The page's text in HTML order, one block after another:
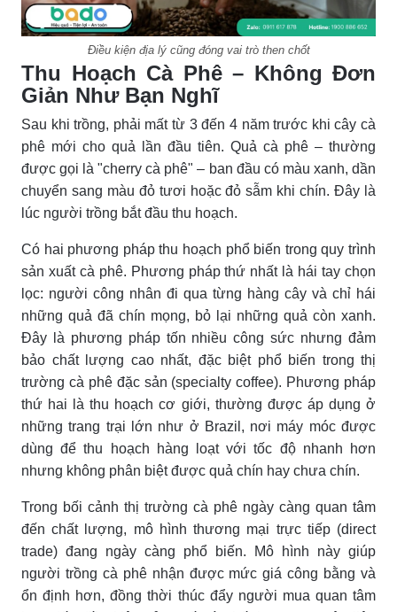
Điều kiện địa lý cũng đóng vai trò then chốt
Thu Hoạch Cà Phê – Không Đơn
Giản Như Bạn Nghĩ
Sau khi trồng, phải mất từ 3 đến 4 năm trước khi cây cà
phê mới cho quả lần đầu tiên. Quả cà phê – thường
được gọi là "cherry cà phê" – ban đầu có màu xanh, dần
chuyển sang màu đỏ tươi hoặc đỏ sẫm khi chín. Đây là
lúc người trồng bắt đầu thu hoạch.
Có hai phương pháp thu hoạch phổ biến trong quy trình
sản xuất cà phê. Phương pháp thứ nhất là hái tay chọn
lọc: người công nhân đi qua từng hàng cây và chỉ hái
những quả đã chín mọng, bỏ lại những quả còn xanh.
Đây là phương pháp tốn nhiều công sức nhưng đảm
bảo chất lượng cao nhất, đặc biệt phổ biến trong thị
trường cà phê đặc sản (specialty coffee). Phương pháp
thứ hai là thu hoạch cơ giới, thường được áp dụng ở
những trang trại lớn như ở Brazil, nơi máy móc được
dùng để thu hoạch hàng loạt với tốc độ nhanh hơn
nhưng không phân biệt được quả chín hay chưa chín.
Trong bối cảnh thị trường cà phê ngày càng quan tâm
đến chất lượng, mô hình thương mại trực tiếp (direct
trade) đang ngày càng phổ biến. Mô hình này giúp
người trồng cà phê nhận được mức giá công bằng và
ổn định hơn, đồng thời thúc đẩy người mua quan tâm